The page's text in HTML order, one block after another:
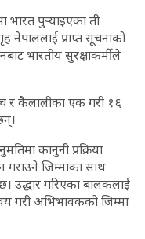
भारत पुर्‍याइएका ती
नेपाललाई प्राप्त सूचनाको
भारतीय सुरक्षाकर्मीले
र कैलालीका एक गरी १६
कानुनी प्रक्रिया
जिम्माका साथ
उद्धार गरिएका बालकलाई
गरी अभिभावकको जिम्मा